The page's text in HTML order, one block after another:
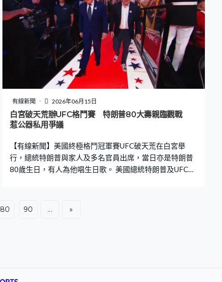
邊人，包括其妻的稅務問題、一名涉嫌欺騙的前幕僚長，
調查對象可能還包括現任幕僚，司法部和聯邦調查局未有
回應指控。
有線新聞 2026年06月15日
白宮破天荒辦UFC格鬥賽 特朗普80大壽親臨觀戰
惹公器私用爭議
【有線新聞】美國終極格鬥冠軍賽UFC破天荒在白宮舉
行，總統特朗普與家人及多名官員出席，當日亦是特朗普
80歲生日，有人為他唱生日歌。 美國總統特朗普及UFC總
80 90 ... »